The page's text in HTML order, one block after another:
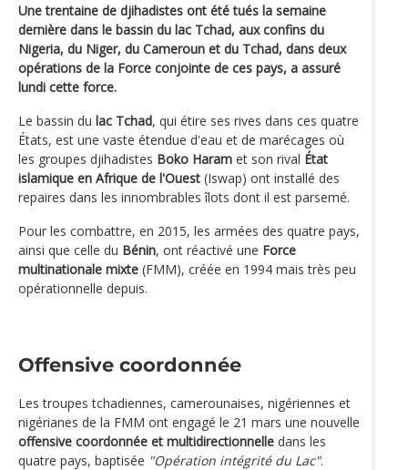
Une trentaine de djihadistes ont été tués la semaine
dernière dans le bassin du lac Tchad, aux confins du
Nigeria, du Niger, du Cameroun et du Tchad, dans deux
opérations de la Force conjointe de ces pays, a assuré
lundi cette force.
Le bassin du lac Tchad, qui étire ses rives dans ces quatre
États, est une vaste étendue d'eau et de marécages où
les groupes djihadistes Boko Haram et son rival État
islamique en Afrique de l'Ouest (Iswap) ont installé des
repaires dans les innombrables îlots dont il est parsemé.
Pour les combattre, en 2015, les armées des quatre pays,
ainsi que celle du Bénin, ont réactivé une Force
multinationale mixte (FMM), créée en 1994 mais très peu
opérationnelle depuis.
Offensive coordonnée
Les troupes tchadiennes, camerounaises, nigériennes et
nigérianes de la FMM ont engagé le 21 mars une nouvelle
offensive coordonnée et multidirectionnelle dans les
quatre pays, baptisée "Opération intégrité du Lac".